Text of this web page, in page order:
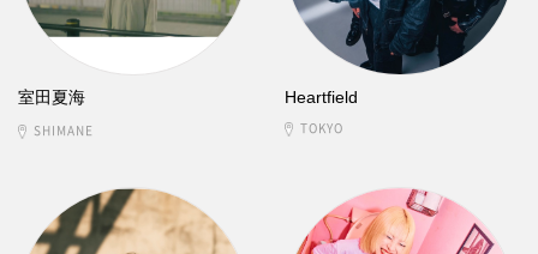
室田夏海
SHIMANE
Heartfield
TOKYO